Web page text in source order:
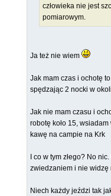
człowieka nie jest
pomiarowym.
Ja też nie wiem
Jak mam czas i ochotę
spędzając 2 nocki w
Jak nie mam czasu i
robotę koło 15,
kawę na campie na Krk
I co w tym złego? No
zwiedzaniem i nie widzę
Niech każdy jeździ tak